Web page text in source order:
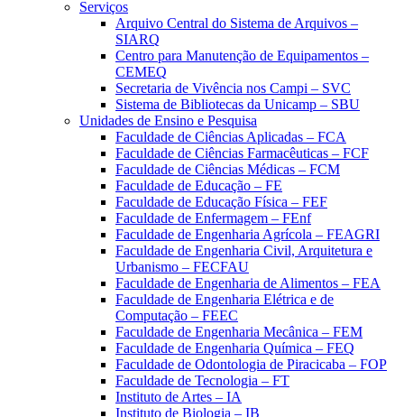
Serviços
Arquivo Central do Sistema de Arquivos –
SIARQ
Centro para Manutenção de Equipamentos –
CEMEQ
Secretaria de Vivência nos Campi – SVC
Sistema de Bibliotecas da Unicamp – SBU
Unidades de Ensino e Pesquisa
Faculdade de Ciências Aplicadas – FCA
Faculdade de Ciências Farmacêuticas – FCF
Faculdade de Ciências Médicas – FCM
Faculdade de Educação – FE
Faculdade de Educação Física – FEF
Faculdade de Enfermagem – FEnf
Faculdade de Engenharia Agrícola – FEAGRI
Faculdade de Engenharia Civil, Arquitetura e
Urbanismo – FECFAU
Faculdade de Engenharia de Alimentos – FEA
Faculdade de Engenharia Elétrica e de
Computação – FEEC
Faculdade de Engenharia Mecânica – FEM
Faculdade de Engenharia Química – FEQ
Faculdade de Odontologia de Piracicaba – FOP
Faculdade de Tecnologia – FT
Instituto de Artes – IA
Instituto de Biologia – IB